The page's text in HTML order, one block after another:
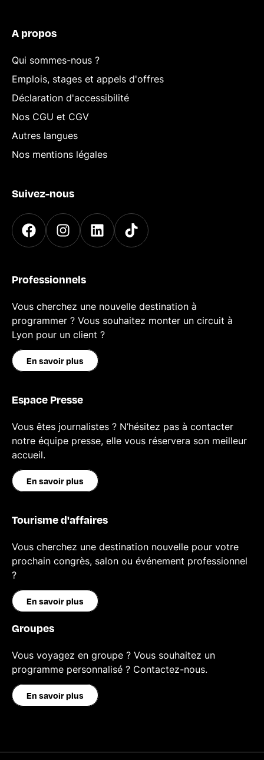
A propos
Qui sommes-nous ?
Emplois, stages et appels d'offres
Déclaration d'accessibilité
Nos CGU et CGV
Autres langues
Nos mentions légales
Suivez-nous
Professionnels
Vous cherchez une nouvelle destination à
programmer ? Vous souhaitez monter un circuit à
Lyon pour un client ?
En savoir plus
Espace Presse
Vous êtes journalistes ? N’hésitez pas à contacter
notre équipe presse, elle vous réservera son meilleur
accueil.
En savoir plus
Tourisme d'affaires
Vous cherchez une destination nouvelle pour votre
prochain congrès, salon ou événement professionnel
?
En savoir plus
Groupes
Vous voyagez en groupe ? Vous souhaitez un
programme personnalisé ? Contactez-nous.
En savoir plus